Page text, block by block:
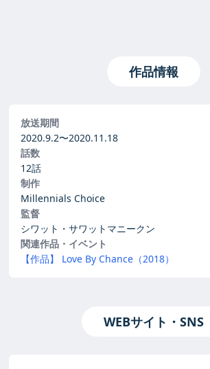
作品情報
放送期間
2020.9.2〜2020.11.18
話数
12話
制作
Millennials Choice
監督
シワット・サワットマニークン
関連作品・イベント
【作品】 Love By Chance（2018）
WEBサイト・SNS